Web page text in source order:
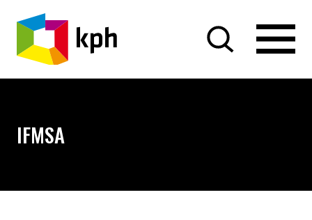
PRZEJDŹ DO TREŚCI
IFMSA